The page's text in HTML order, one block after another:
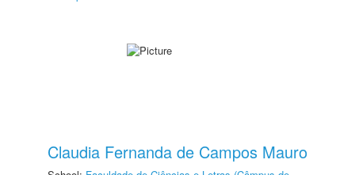
Claudia Fernanda de Campos Mauro